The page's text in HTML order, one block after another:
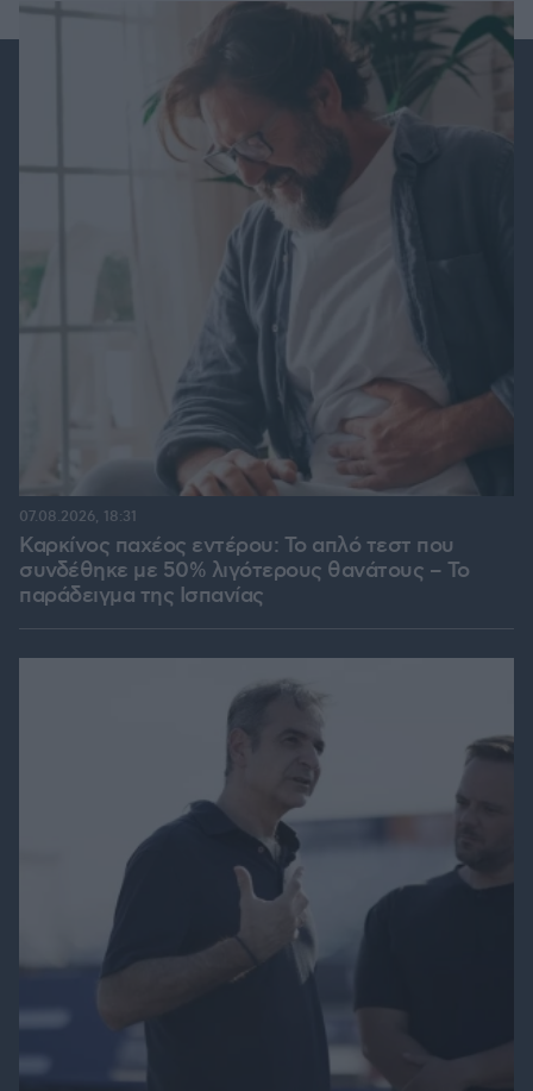
Καρκίνος παχέος εντέρου: Το απλό τεστ που
συνδέθηκε με 50% λιγότερους θανάτους – Το
παράδειγμα της Ισπανίας
07.08.2026, 18:31